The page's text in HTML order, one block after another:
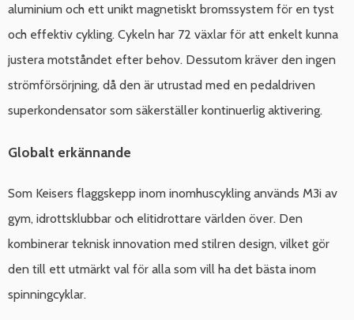
aluminium och ett unikt magnetiskt bromssystem för en tyst
och effektiv cykling. Cykeln har 72 växlar för att enkelt kunna
justera motståndet efter behov. Dessutom kräver den ingen
strömförsörjning, då den är utrustad med en pedaldriven
superkondensator som säkerställer kontinuerlig aktivering.
Globalt erkännande
Som Keisers flaggskepp inom inomhuscykling används M3i av
gym, idrottsklubbar och elitidrottare världen över. Den
kombinerar teknisk innovation med stilren design, vilket gör
den till ett utmärkt val för alla som vill ha det bästa inom
spinningcyklar.